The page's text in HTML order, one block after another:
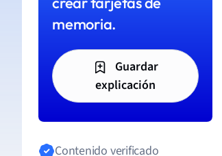
memoria.
Guardar
explicación
Contenido verificado